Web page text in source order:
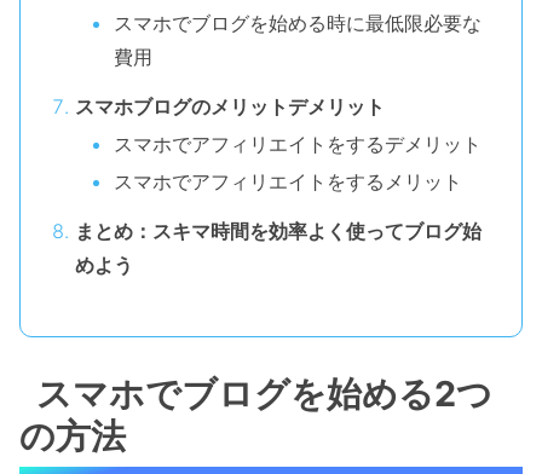
スマホでブログを始める時に最低限必要な
費用
スマホブログのメリットデメリット
スマホでアフィリエイトをするデメリット
スマホでアフィリエイトをするメリット
まとめ：スキマ時間を効率よく使ってブログ始
めよう
スマホでブログを始める2つ
の方法